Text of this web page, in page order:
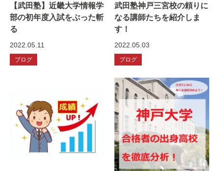
【武田塾】近畿大学情報学
部の初年度入試をぶった斬
る
2022.05.11
ブログ
武田塾神戸三宮校の頼りに
なる講師たちを紹介しま
す！
2022.05.03
ブログ